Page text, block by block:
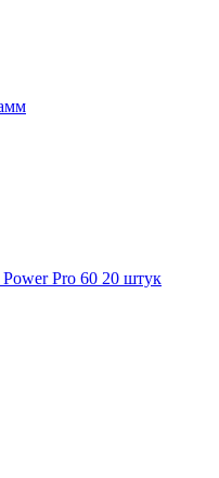
Pro 60 20 штук